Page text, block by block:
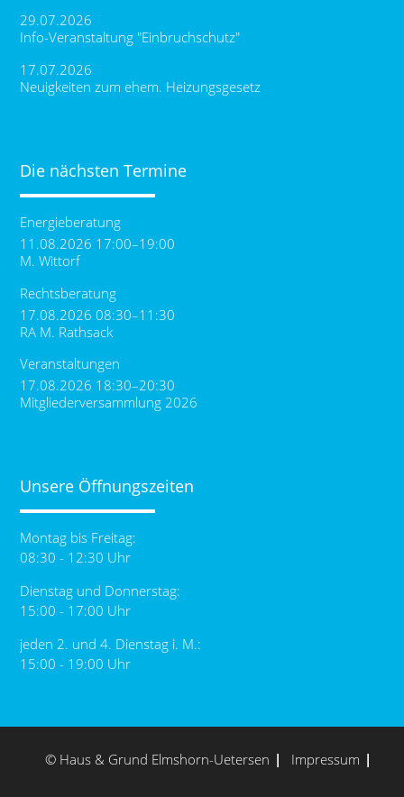
29.07.2026
Info-Veranstaltung "Einbruchschutz"
17.07.2026
Neuigkeiten zum ehem. Heizungsgesetz
Die nächsten Termine
Energieberatung
11.08.2026 17:00–19:00
M. Wittorf
Rechtsberatung
17.08.2026 08:30–11:30
RA M. Rathsack
Veranstaltungen
17.08.2026 18:30–20:30
Mitgliederversammlung 2026
Unsere Öffnungszeiten
Montag bis Freitag:
08:30 - 12:30 Uhr
Dienstag und Donnerstag:
15:00 - 17:00 Uhr
jeden 2. und 4. Dienstag i. M.:
15:00 - 19:00 Uhr
© Haus & Grund Elmshorn-Uetersen Impressum